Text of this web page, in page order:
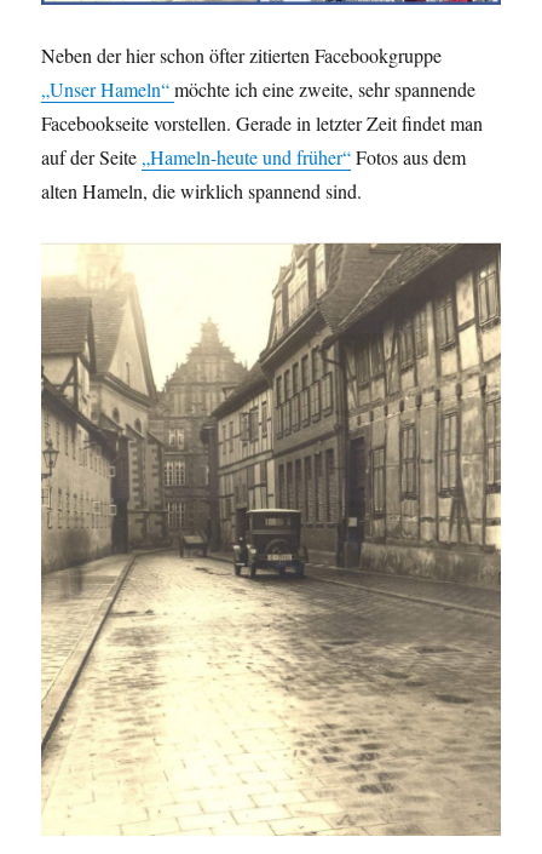
Neben der hier schon öfter zitierten Facebookgruppe
„Unser Hameln“möchte ich eine zweite, sehr spannende
Facebookseite vorstellen. Gerade in letzter Zeit findet man
auf der Seite „Hameln-heute und früher“Fotos aus dem
alten Hameln, die wirklich spannend sind.